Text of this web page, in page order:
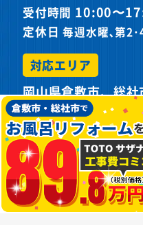
受付時間 10:00〜
定休日毎週水曜､第2･
対応エリア
岡山県倉敷市、総
プライバシーポ
2026カスケホ